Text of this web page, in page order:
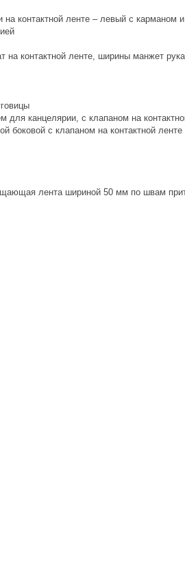
контактной ленте – левый с
на контактной ленте, ширины манжет
для канцелярии, с клапаном на
боковой с клапаном на контактной ленте
лента шириной 50 мм по швам